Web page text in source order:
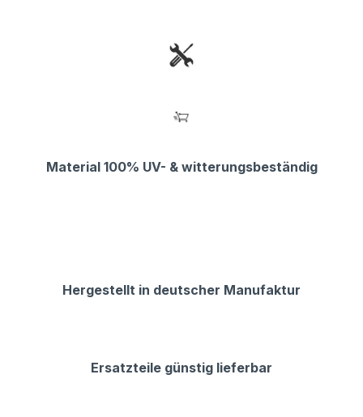
Material 100% UV- & witterungsbeständig
Hergestellt in deutscher Manufaktur
Ersatzteile günstig lieferbar